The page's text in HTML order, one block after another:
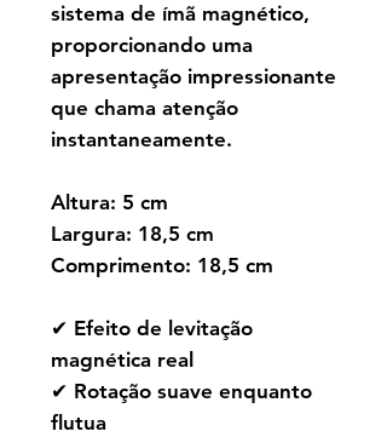
sistema de ímã magnético,
proporcionando uma
apresentação impressionante
que chama atenção
instantaneamente.
Altura: 5 cm
Largura: 18,5 cm
Comprimento: 18,5 cm
✔ Efeito de levitação
magnética real
✔ Rotação suave enquanto
flutua